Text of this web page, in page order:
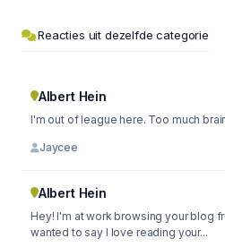
Reacties uit dezelfde categorie
Albert Hein
I'm out of league here. Too much
Jaycee
Albert Hein
Hey! I'm at work browsing your blog
wanted to say I love reading your...